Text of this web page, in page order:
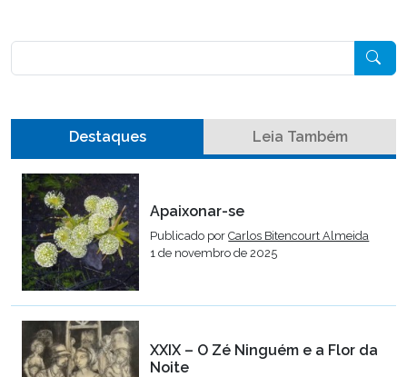
Destaques Leia Também
Apaixonar-se
Publicado porCarlos Bitencourt Almeida
1 de novembro de 2025
XXIX – O Zé Ninguém e a Flor da
Noite